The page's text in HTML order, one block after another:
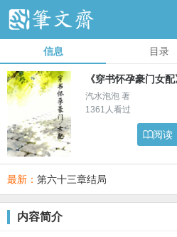
信息 目录
《穿书怀孕豪门女配
汽水泡泡 著
1361人看过
阅读
最新： 第六十三章结局
内容简介